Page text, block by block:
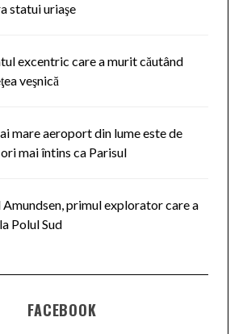
statui uriaşe
excentric care a murit căutând
veşnică
mare aeroport din lume este de
mai întins ca Parisul
Amundsen, primul explorator care a
Polul Sud
FACEBOOK